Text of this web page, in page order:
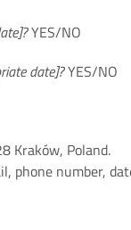
YES/NO
date]?YES/NO
Kraków, Poland.
phone number,